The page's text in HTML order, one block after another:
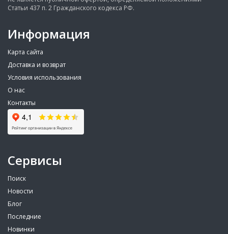
Статьи 437 п. 2 Гражданского кодекса РФ.
Информация
Карта сайта
Доставка и возврат
Условия использования
О нас
Контакты
Сервисы
Поиск
Новости
Блог
Последние
Новинки